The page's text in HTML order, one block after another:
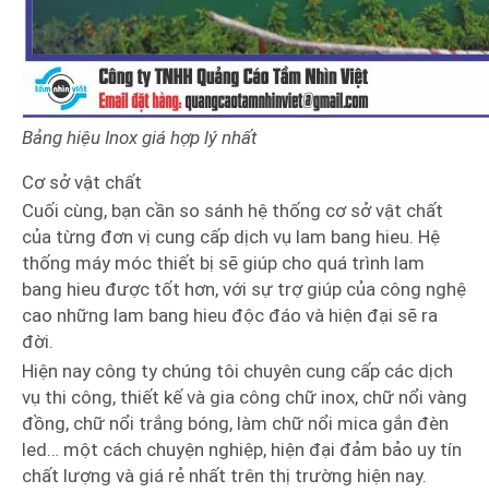
Bảng hiệu Inox giá hợp lý nhất
Cơ sở vật chất
Cuối cùng, bạn cần so sánh hệ thống cơ sở vật chất
của từng đơn vị cung cấp dịch vụ lam bang hieu. Hệ
thống máy móc thiết bị sẽ giúp cho quá trình lam
bang hieu được tốt hơn, với sự trợ giúp của công nghệ
cao những lam bang hieu độc đáo và hiện đại sẽ ra
đời.
Hiện nay công ty chúng tôi chuyên cung cấp các dịch
vụ thi công, thiết kế và gia công chữ inox, chữ nổi vàng
đồng, chữ nổi trắng bóng, làm chữ nổi mica gắn đèn
led… một cách chuyện nghiệp, hiện đại đảm bảo uy tín
chất lượng và giá rẻ nhất trên thị trường hiện nay.